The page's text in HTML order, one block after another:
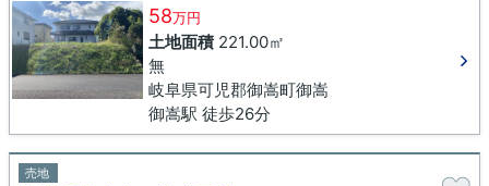
58万円
土地面積221.00㎡
無
岐阜県可児郡御嵩町御嵩
御嵩駅 徒歩26分
売地